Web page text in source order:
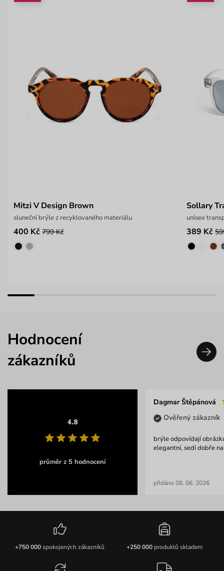
Mitzi V Design Brown
sluneční brýle z recyklovaného materiálu
400 Kč 799 Kč
Sollary
unisex
389 Kč
Hodnocení
zákazníků
4.8
průměr z 5 hodnocení
Dagmar Štěpánová
Ověřený zákazník
brýle odpovídají
elegantní, sedí dobře
přidáno 08. 06. 2026
+750 000spokojených zákazníků +250 000produktů skladem